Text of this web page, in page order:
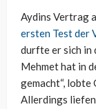
Aydins Vertrag
ersten Test der
durfte er sich in
Mehmet hat in
gemacht“,
Allerdings